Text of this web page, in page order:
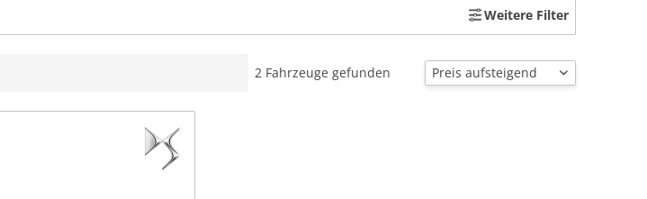
Weitere Filter
2 Fahrzeuge gefunden